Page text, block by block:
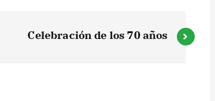
Celebración de los 70 años